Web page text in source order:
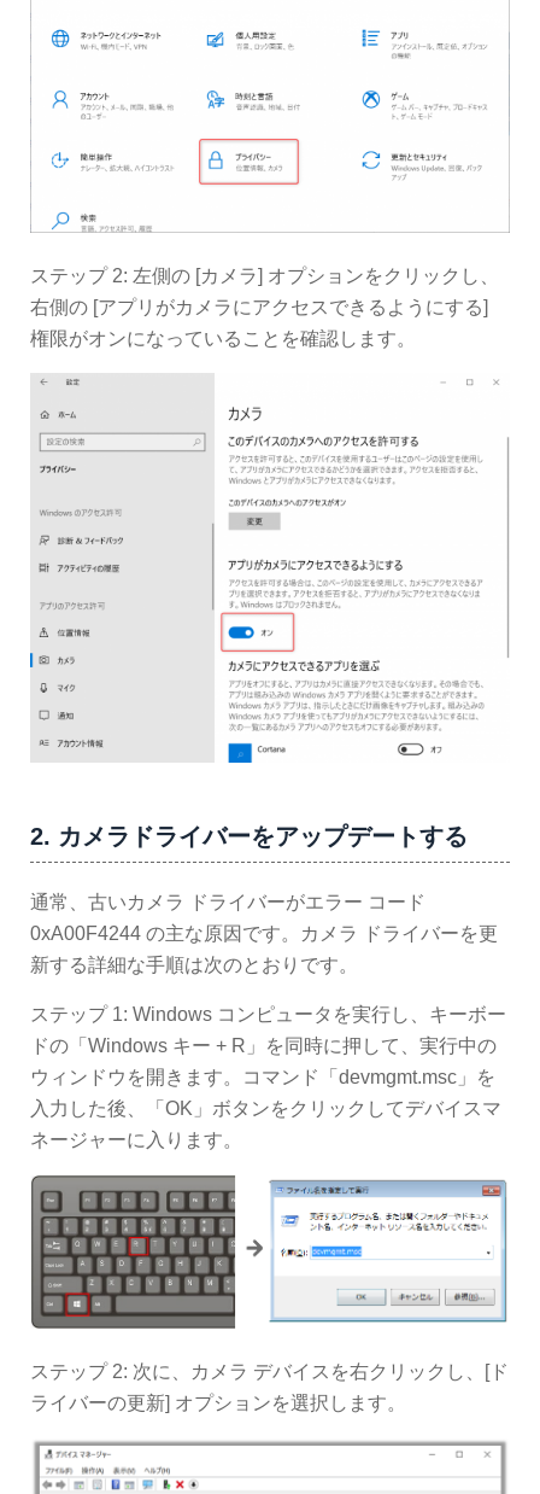
ステップ 2: 左側の [カメラ] オプションをクリックし、
右側の [アプリがカメラにアクセスできるようにする]
権限がオンになっていることを確認します。
2. カメラドライバーをアップデートする
通常、古いカメラ ドライバーがエラー コード
0xA00F4244 の主な原因です。カメラ ドライバーを更
新する詳細な手順は次のとおりです。
ステップ 1: Windows コンピュータを実行し、キーボー
ドの「Windows キー + R」を同時に押して、実行中の
ウィンドウを開きます。コマンド「devmgmt.msc」を
入力した後、「OK」ボタンをクリックしてデバイスマ
ネージャーに入ります。
ステップ 2: 次に、カメラ デバイスを右クリックし、[ド
ライバーの更新] オプションを選択します。